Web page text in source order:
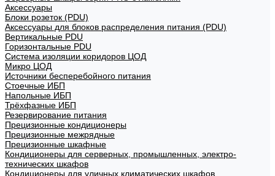
Аксессуары
Блоки розеток (PDU)
Аксессуары для блоков распределения питания (PDU)
Вертикальные PDU
Горизонтальные PDU
Система изоляции коридоров ЦОД
Микро ЦОД
Источники бесперебойного питания
Стоечные ИБП
Напольные ИБП
Трёхфазные ИБП
Резервирование питания
Прецизионные кондиционеры
Прецизионные межрядные
Прецизионные шкафные
Кондиционеры для серверных, промышленных, электро-
технических шкафов
Кондиционеры для уличных климатических шкафов